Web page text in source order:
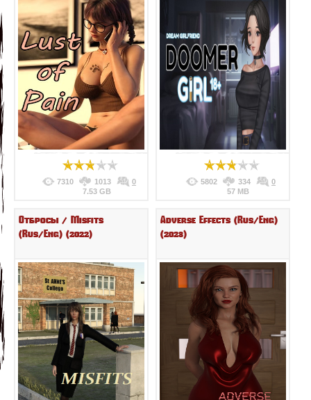
7310 1013
0
7.53 GB
5802 334
0
57 MB
Отбросы / Misfits
(Rus/Eng) (2022)
Adverse Effects (Rus/Eng)
(2023)